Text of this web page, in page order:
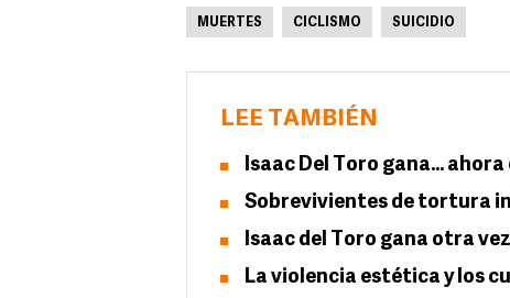
MUERTES CICLISMO SUICIDIO
LEE TAMBIÉN
Isaac Del Toro gana...
Sobrevivientes de tortura
Isaac del Toro gana otra
La violencia estética y los